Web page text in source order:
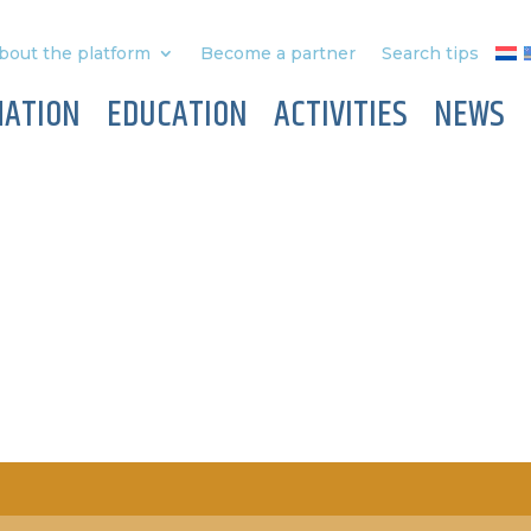
the platform Become a partner Search tips
EDUCATION ACTIVITIES NEWS